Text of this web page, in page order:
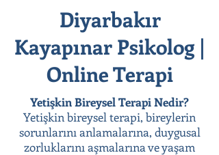
Diyarbakır
Kayapınar Psikolog |
Online Terapi
Yetişkin Bireysel Terapi Nedir?
Yetişkin bireysel terapi, bireylerin
sorunlarını anlamalarına, duygusal
zorluklarını aşmalarına ve yaşam